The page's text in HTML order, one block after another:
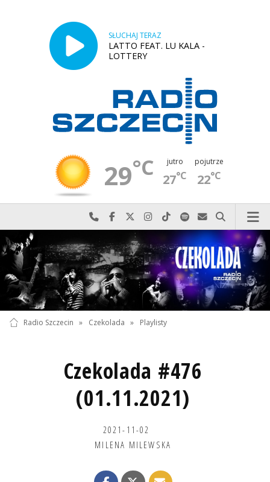
SŁUCHAJ TERAZ
LATTO FEAT. LU KALA -
LOTTERY
29°C jutro
27°C
pojutrze
22°C
Najlepiej po prostu do nas zadzwoń
Odwiedź nas na Facebook-u
Odwiedź nas na X
Odwiedź nas na Instagram-ie
Odwiedź nas na TikTok-u
Szukaj nas na Spotify
Wyślij do nas
Szukaj
Radio Szczecin » Czekolada » Playlisty
Czekolada #476
(01.11.2021)
2021-11-02
MILENA MILEWSKA